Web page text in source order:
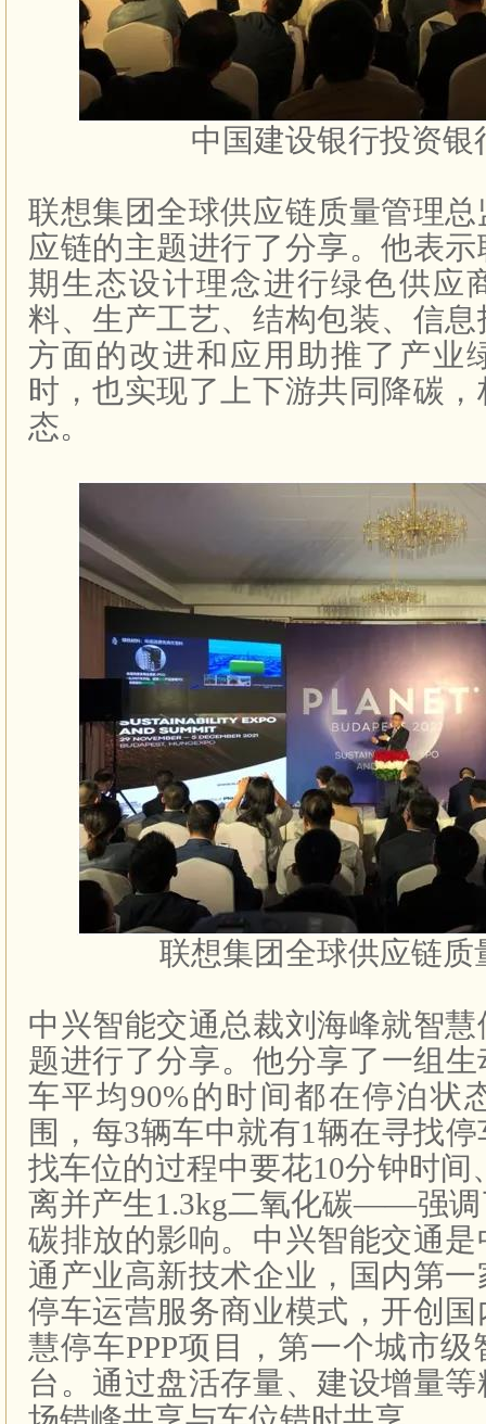
中国建设银行投资银
联想集团全球供应链质量管理
应链的主题进行了分享。他表
期生态设计理念进行绿色供应
料、生产工艺、结构包装、信
方面的改进和应用助推了产业
时，也实现了上下游共同降碳
态。
联想集团全球供应链质
中兴智能交通总裁刘海峰就智
题进行了分享。他分享了一组
车平均90%的时间都在停泊状
围，每3辆车中就有1 辆在寻找
找车位的过程中要花10分钟时间
离并产生1.3kg二氧化碳——强调
碳排放的影响。中兴智能交通
通产业高新技术企业，国内第
停车运营服务商业模式，开创
慧停车PPP项目，第一个城市级
台。通过盘活存量、建设增量